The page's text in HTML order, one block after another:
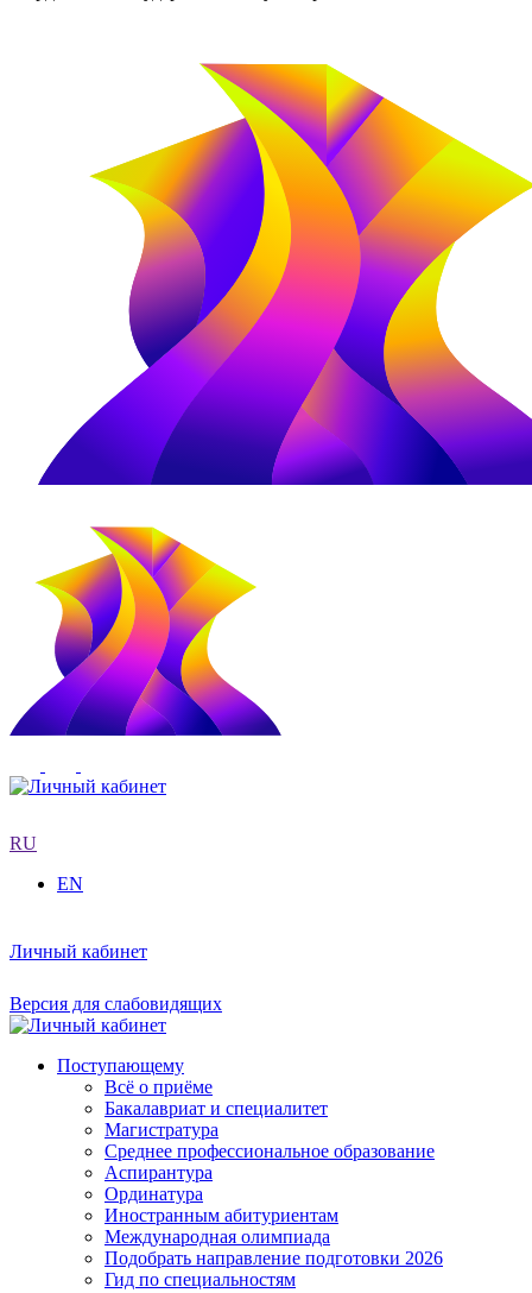
RU
EN
Личный кабинет
Версия для слабовидящих
Поступающему
Всё о приёме
Бакалавриат и специалитет
Магистратура
Среднее профессиональное образование
Аспирантура
Ординатура
Иностранным абитуриентам
Международная олимпиада
Подобрать направление подготовки 2026
Гид по специальностям